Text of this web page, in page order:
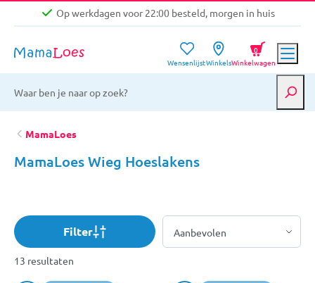
Op werkdagen voor 22:00 besteld, morgen in huis
Gratis verzending vanaf €39,-
Op werkdagen voor 22:00 besteld, morgen in huis
WensenlijstWinkelsWinkelwagen
0
MamaLoes
MamaLoes Wieg Hoeslakens
Filter
13 resultaten